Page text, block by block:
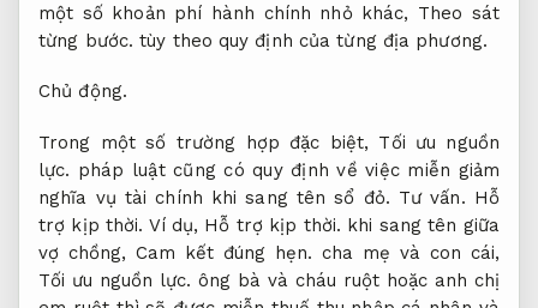
một số khoản phí hành chính nhỏ khác, Theo sát
từng bước. tùy theo quy định của từng địa phương.
Chủ động.
Trong một số trường hợp đặc biệt, Tối ưu nguồn
lực. pháp luật cũng có quy định về việc miễn giảm
nghĩa vụ tài chính khi sang tên sổ đỏ. Tư vấn. Hỗ
trợ kịp thời. Ví dụ, Hỗ trợ kịp thời. khi sang tên giữa
vợ chồng,Cam kết đúng hẹn. cha mẹ và con cái,
Tối ưu nguồn lực. ông bà và cháu ruột hoặc anh chị